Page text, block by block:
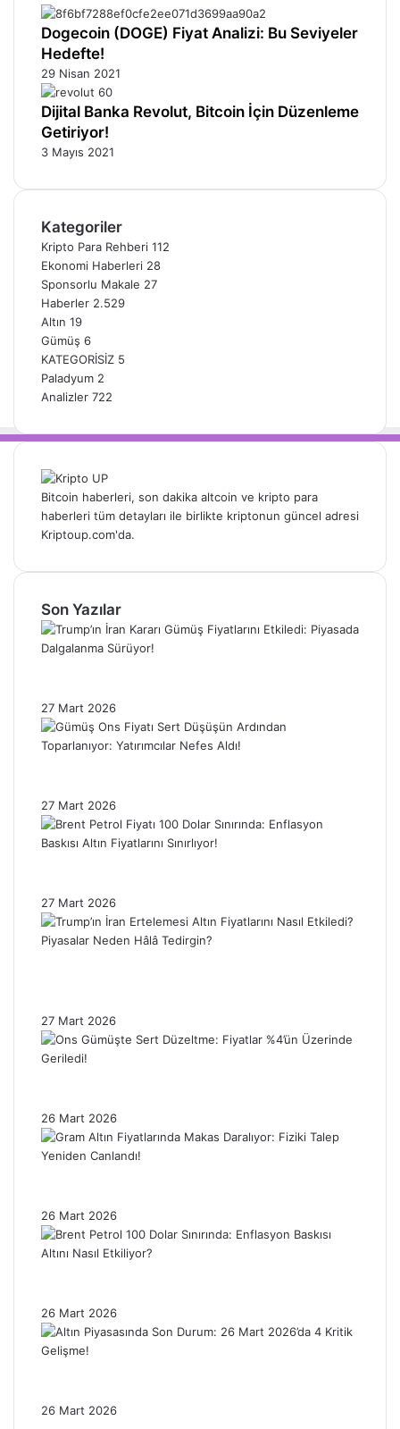
Dogecoin (DOGE) Fiyat Analizi: Bu Seviyeler
Hedefte!
29 Nisan 2021
Dijital Banka Revolut, Bitcoin İçin Düzenleme
Getiriyor!
3 Mayıs 2021
Kategoriler
Kripto Para Rehberi 112
Ekonomi Haberleri 28
Sponsorlu Makale 27
Haberler 2.529
Altın 19
Gümüş 6
KATEGORİSİZ 5
Paladyum 2
Analizler 722
Bitcoin haberleri, son dakika altcoin ve kripto para
haberleri tüm detayları ile birlikte kriptonun güncel adresi
Kriptoup.com'da.
Son Yazılar
27 Mart 2026
27 Mart 2026
27 Mart 2026
27 Mart 2026
26 Mart 2026
26 Mart 2026
26 Mart 2026
26 Mart 2026